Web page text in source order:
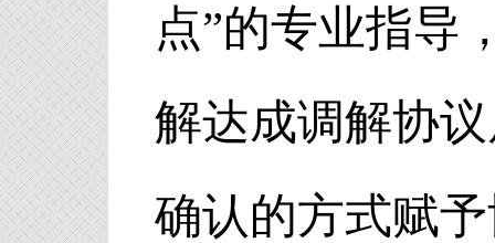
点”的专业指导
解达成调解协
确认的方式赋